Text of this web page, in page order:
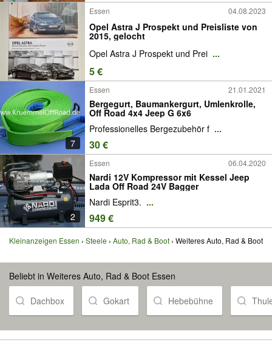
Essen 04.08.2023
Opel Astra J Prospekt und Preisliste von
2015, gelocht
Opel Astra J Prospekt und Prei ...
5 €
7
Essen 21.01.2021
Bergegurt, Baumankergurt, Umlenkrolle,
Off Road 4x4 Jeep G 6x6
Professionelles Bergezubehör f ...
30 €
2
Essen 06.04.2020
Nardi 12V Kompressor mit Kessel Jeep
Lada Off Road 24V Bagger
Nardi Esprit3. ...
949 €
Kleinanzeigen Essen Steele Auto, Rad & Boot Weiteres Auto, Rad & Boot
Beliebt in Weiteres Auto, Rad & Boot Essen
Dachbox Gokart Hebebühne